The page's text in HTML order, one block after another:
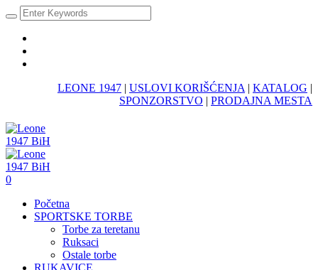
LEONE 1947 | USLOVI KORIŠĆENJA | KATALOG |
SPONZORSTVO | PRODAJNA MESTA
0
Početna
SPORTSKE TORBE
Torbe za teretanu
Ruksaci
Ostale torbe
RUKAVICE